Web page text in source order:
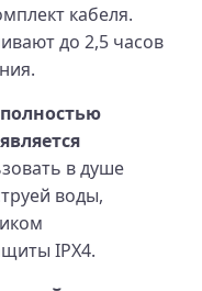
кабеля.
до 2,5 часов
полностью
в душе
воды,
IPX4.